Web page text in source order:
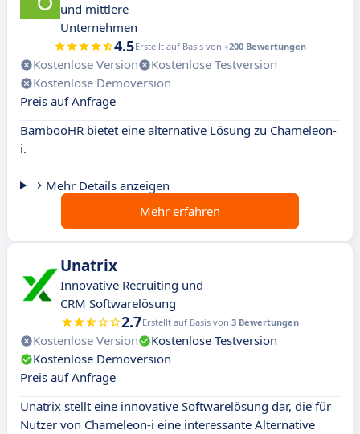
und mittlere
Unternehmen
4.5Erstellt auf Basis von +200 Bewertungen
Kostenlose Version
Kostenlose Testversion
Kostenlose Demoversion
Preis auf Anfrage
BambooHR bietet eine alternative Lösung zu Chameleon-
i.
Mehr Details anzeigen
Mehr erfahren
Unatrix
Innovative Recruiting und
CRM Softwarelösung
2.7Erstellt auf Basis von 3 Bewertungen
Kostenlose Version
Kostenlose Testversion
Kostenlose Demoversion
Preis auf Anfrage
Unatrix stellt eine innovative Softwarelösung dar, die für
Nutzer von Chameleon-i eine interessante Alternative